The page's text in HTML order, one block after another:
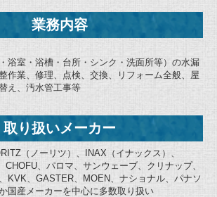
業務内容
浴室・浴槽・台所・シンク・洗面所等）の水漏
作業、修理、点検、交換、リフォーム全般、屋
え、汚水管工事等
取り扱いメーカー
（ノーリツ）、INAX（イナックス）、
CHOFU、パロマ、サンウェーブ、クリナップ、
KVK、GASTER、MOEN、ナショナル、パナソ
国産メーカーを中心に多数取り扱い